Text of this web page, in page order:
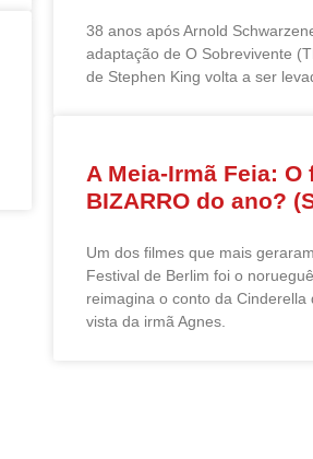
38 anos após Arnold
adaptação de O Sobrevivente
de Stephen King volta a ser
A Meia-Irmã Feia: O
BIZARRO do ano?
Um dos filmes que mais
Festival de Berlim foi o
reimagina o conto da
vista da irmã Agnes.